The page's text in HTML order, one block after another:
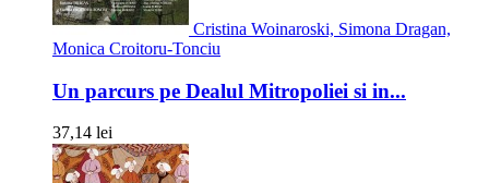
Cristina Woinaroski, Simona Dragan,
Monica Croitoru-Tonciu
Un parcurs pe Dealul Mitropoliei si in...
37,14 lei